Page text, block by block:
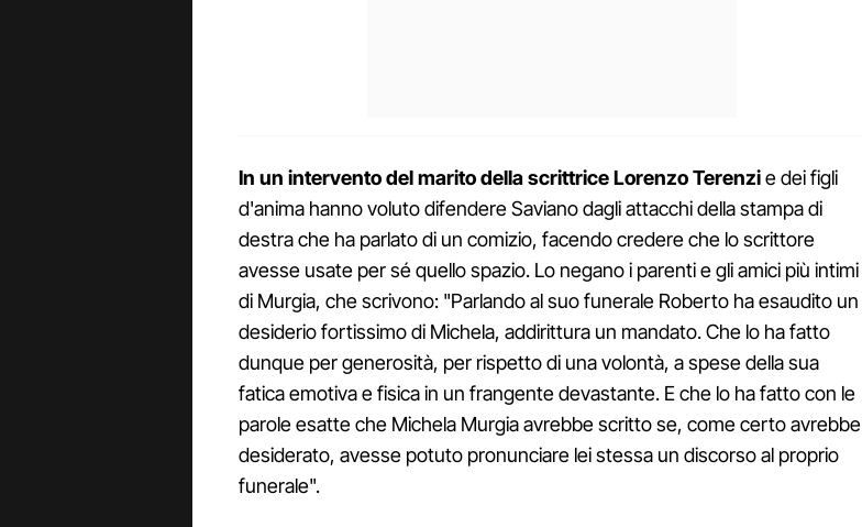
In un intervento del marito della scrittrice Lorenzo Terenzie dei figli
d'anima hanno voluto difendere Saviano dagli attacchi della stampa di
destra che ha parlato di un comizio, facendo credere che lo scrittore
avesse usate per sé quello spazio. Lo negano i parenti e gli amici più intimi
di Murgia, che scrivono: "Parlando al suo funerale Roberto ha esaudito un
desiderio fortissimo di Michela, addirittura un mandato. Che lo ha fatto
dunque per generosità, per rispetto di una volontà, a spese della sua
fatica emotiva e fisica in un frangente devastante. E che lo ha fatto con le
parole esatte che Michela Murgia avrebbe scritto se, come certo avrebbe
desiderato, avesse potuto pronunciare lei stessa un discorso al proprio
funerale".